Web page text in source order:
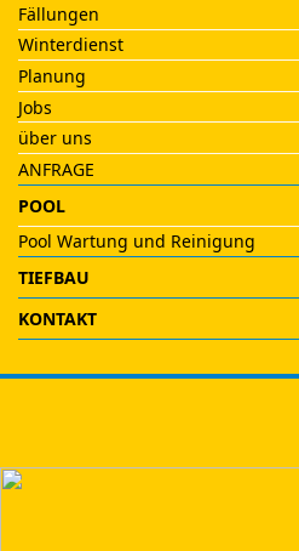
Fällungen
Winterdienst
Planung
Jobs
über uns
ANFRAGE
POOL
Pool Wartung und Reinigung
TIEFBAU
KONTAKT